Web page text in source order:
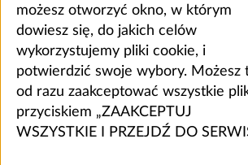
możesz otworzyć okno, w którym
dowiesz się, do jakich celów
wykorzystujemy pliki cookie, i
potwierdzić swoje wybory. Możesz
od razu zaakceptować wszystkie
przyciskiem „ZAAKCEPTUJ
WSZYSTKIE I PRZEJDŹ DO